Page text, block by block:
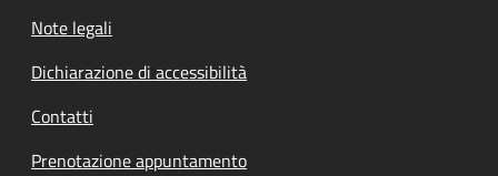
Note legali
Dichiarazione di accessibilità
Contatti
Prenotazione appuntamento